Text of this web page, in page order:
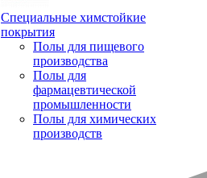
Специальные химстойкие
покрытия
Полы для пищевого
производства
Полы для
фармацевтической
промышленности
Полы для химических
производств